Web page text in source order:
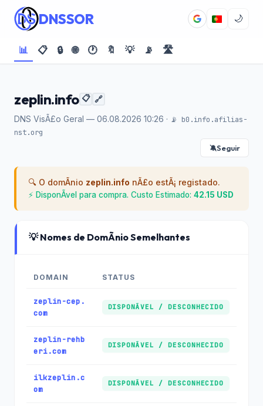
DNSSOR 🌙
📊 📋 🔒 🌐 🕐 🔖 💡 📡 🛣️
zeplin.info 📋 🔗
DNS VisÃ£o Geral — 06.08.2026 10:26 · 📡 b0.info.afilias-
nst.org
🔕Seguir
🔍 O domÃ­nio zeplin.info nÃ£o estÃ¡ registado.
⚡ DisponÃ­vel para compra. Custo Estimado: 42.15 USD
💡 Nomes de DomÃ­nio Semelhantes
DOMAIN STATUS
zeplin-cep.
com
DISPONÃ­VEL / DESCONHECIDO
zeplin-rehb
eri.com
DISPONÃ­VEL / DESCONHECIDO
ilkzeplin.c
om
DISPONÃ­VEL / DESCONHECIDO